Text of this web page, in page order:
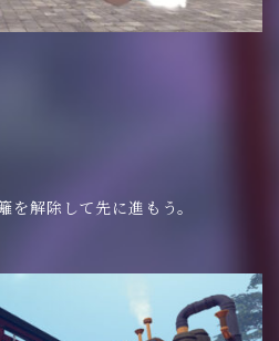
を解除して先に進もう。